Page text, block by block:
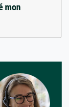
mon